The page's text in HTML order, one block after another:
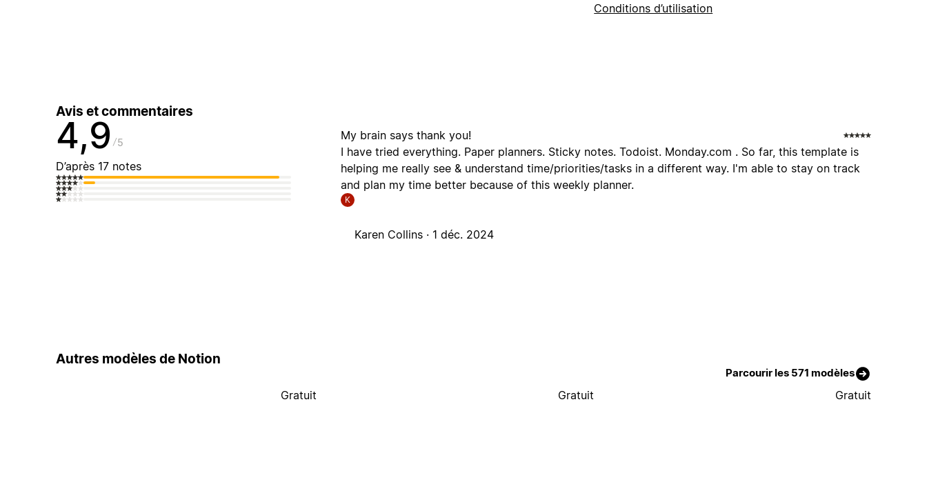
Conditions d’utilisation
Avis et commentaires
4,9 5
D’après 17 notes
My brain says thank you!
I have tried everything. Paper planners. Sticky notes. Todoist. Monday.com . So far, this template is
helping me really see & understand time/priorities/tasks in a different way. I'm able to stay on track
and plan my time better because of this weekly planner.
K
Karen Collins · 1 déc. 2024
Autres modèles de Notion
Parcourir les 571 modèles
Gratuit Gratuit Gratuit